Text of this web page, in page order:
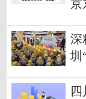
京
深
圳
四